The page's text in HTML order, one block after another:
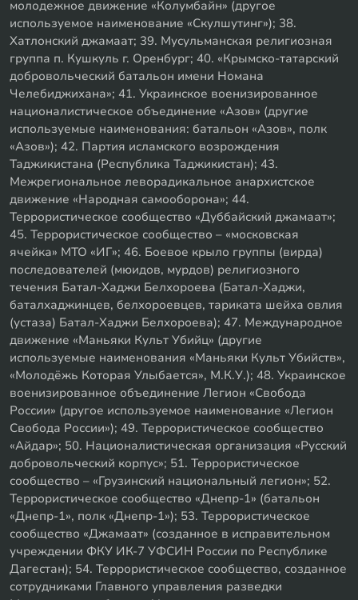
молодежное движение «Колумбайн» (другое
используемое наименование «Скулшутинг»); 38.
Хатлонский джамаат; 39. Мусульманская религиозная
группа п. Кушкуль г. Оренбург; 40. «Крымско-татарский
добровольческий батальон имени Номана
Челебиджихана»; 41. Украинское военизированное
националистическое объединение «Азов» (другие
используемые наименования: батальон «Азов», полк
«Азов»); 42. Партия исламского возрождения
Таджикистана (Республика Таджикистан); 43.
Межрегиональное леворадикальное анархистское
движение «Народная самооборона»; 44.
Террористическое сообщество «Дуббайский джамаат»;
45. Террористическое сообщество – «московская
ячейка» МТО «ИГ»; 46. Боевое крыло группы (вирда)
последователей (мюидов, мурдов) религиозного
течения Батал-Хаджи Белхороева (Батал-Хаджи,
баталхаджинцев, белхороевцев, тариката шейха овлия
(устаза) Батал-Хаджи Белхороева); 47. Международное
движение «Маньяки Культ Убийц» (другие
используемые наименования «Маньяки Культ Убийств»,
«Молодёжь Которая Улыбается», М.К.У.); 48. Украинское
военизированное объединение Легион «Свобода
России» (другое используемое наименование «Легион
Свобода России»); 49. Террористическое сообщество
«Айдар»; 50. Националистическая организация «Русский
добровольческий корпус»; 51. Террористическое
сообщество – «Грузинский национальный легион»; 52.
Террористическое сообщество «Днепр-1» (батальон
«Днепр-1», полк «Днепр-1»); 53. Террористическое
сообщество «Джамаат» (созданное в исправительном
учреждении ФКУ ИК-7 УФСИН России по Республике
Дагестан); 54. Террористическое сообщество, созданное
сотрудниками Главного управления разведки